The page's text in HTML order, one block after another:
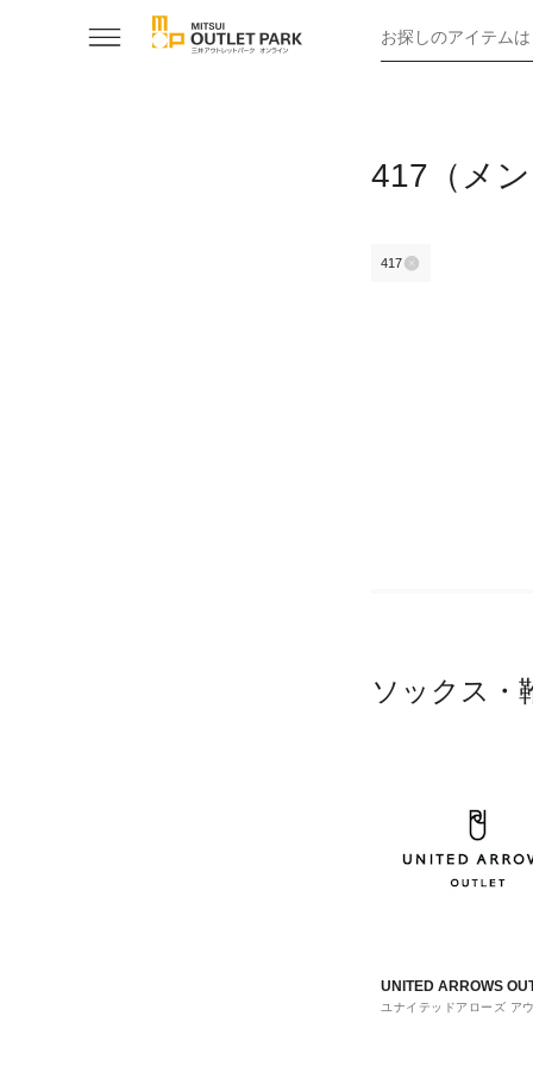
お探しのアイテム
417（メ
417
ソックス・
UNITED ARROWS
ユナイテッドアローズ ア